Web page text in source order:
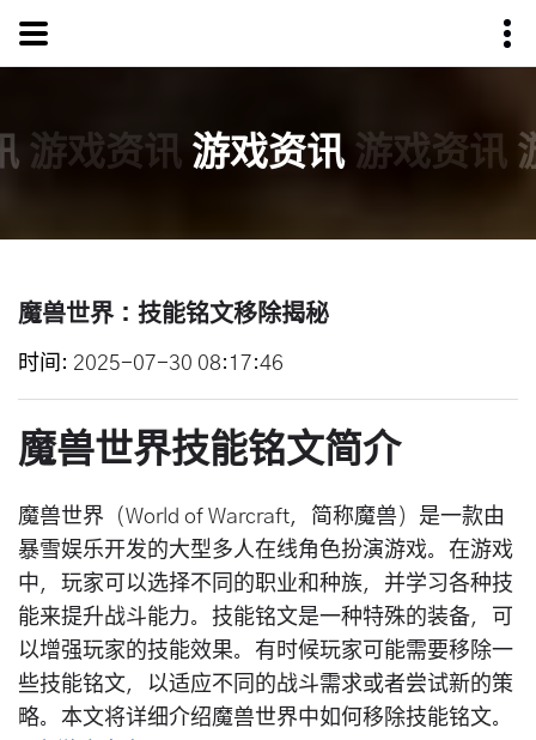
游戏资讯 游戏资讯 游戏资讯
魔兽世界：技能铭文移除揭秘
时间 2025-07-30 08:17:46
魔兽世界技能铭文简介
魔兽世界（World of Warcraft，简称魔兽）是一款由
暴雪娱乐开发的大型多人在线角色扮演游戏。在游戏
中，玩家可以选择不同的职业和种族，并学习各种技
能来提升战斗能力。技能铭文是一种特殊的装备，可
以增强玩家的技能效果。有时候玩家可能需要移除一
些技能铭文，以适应不同的战斗需求或者尝试新的策
略。本文将详细介绍魔兽世界中如何移除技能铭文。